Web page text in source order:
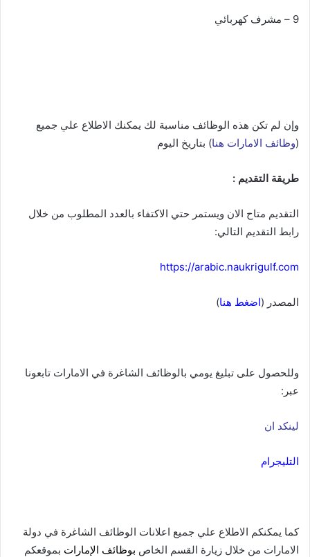
9 – مشرف كهربائي
وإن لم تكن هذه الوظائف مناسبة لك يمكنك الاطلاع علي جميع
(وظائف الامارات هنا) بتاريخ اليوم
طريقة التقديم :
التقديم متاح الان ويستمر حتي الاكتفاء بالعدد المطلوب من خلال
رابط التقديم التالي:
https://arabic.naukrigulf.com
المصدر (اضغط هنا)
وللحصول على تبليغ يومي بالوظائف الشاغرة في الامارات تابعونا
عبر:
لينكد ان
التليجرام
كما يمكنكم الاطلاع علي جميع اعلانات الوظائف الشاغرة في دولة
الامارات من خلال زيارة القسم الخاص بوظائف الإمارات بموقعكم